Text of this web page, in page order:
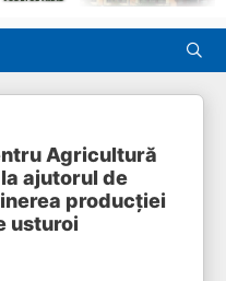
Agricultură
ajutorul de
producției
usturoi